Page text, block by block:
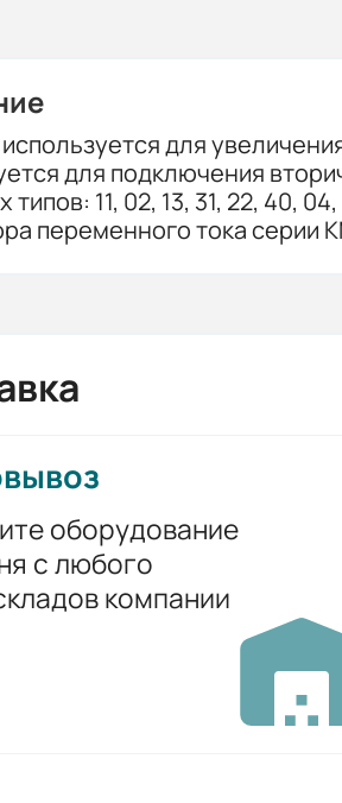
для
для подключения
типов: 11, 02, 13, 31, 22, 40,
переменного тока серии
оборудование
с любого
компании